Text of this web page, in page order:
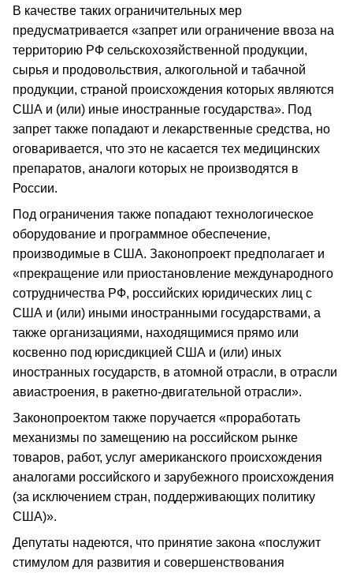
В качестве таких ограничительных мер
предусматривается «запрет или ограничение ввоза на
территорию РФ сельскохозяйственной продукции,
сырья и продовольствия, алкогольной и табачной
продукции, страной происхождения которых являются
США и (или) иные иностранные государства». Под
запрет также попадают и лекарственные средства, но
оговаривается, что это не касается тех медицинских
препаратов, аналоги которых не производятся в
России.
Под ограничения также попадают технологическое
оборудование и программное обеспечение,
производимые в США. Законопроект предполагает и
«прекращение или приостановление международного
сотрудничества РФ, российских юридических лиц с
США и (или) иными иностранными государствами, а
также организациями, находящимися прямо или
косвенно под юрисдикцией США и (или) иных
иностранных государств, в атомной отрасли, в отрасли
авиастроения, в ракетно-двигательной отрасли».
Законопроектом также поручается «проработать
механизмы по замещению на российском рынке
товаров, работ, услуг американского происхождения
аналогами российского и зарубежного происхождения
(за исключением стран, поддерживающих политику
США)».
Депутаты надеются, что принятие закона «послужит
стимулом для развития и совершенствования